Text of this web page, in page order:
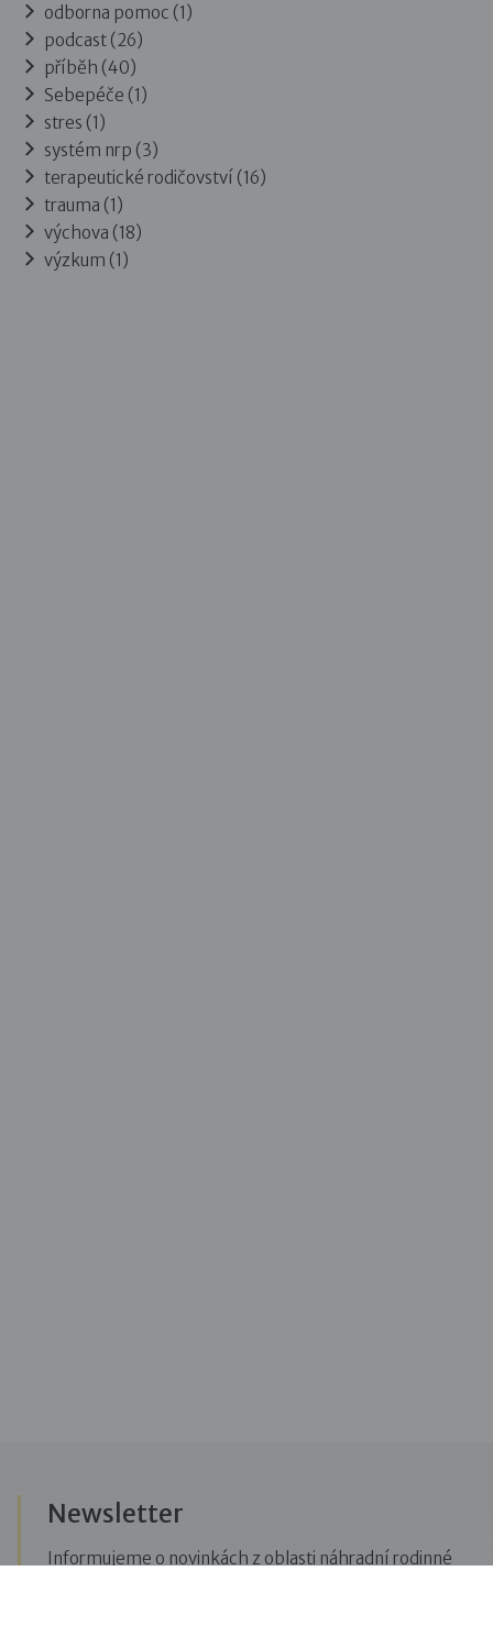
odborna pomoc (1)
podcast (26)
příběh (40)
Sebepéče (1)
stres (1)
systém nrp (3)
terapeutické rodičovství (16)
trauma (1)
výchova (18)
výzkum (1)
Newsletter
Informujeme o novinkách z oblasti náhradní rodinné